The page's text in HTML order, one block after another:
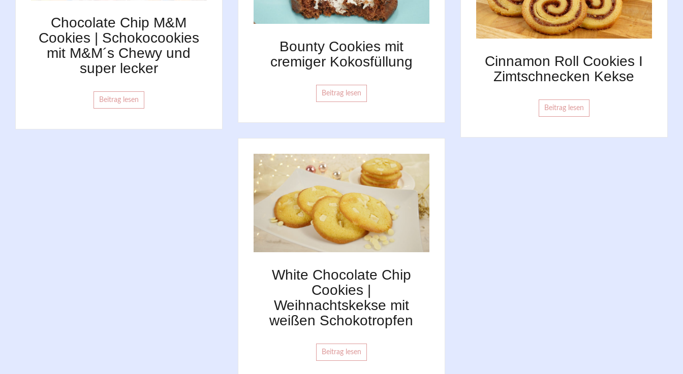
Chocolate Chip M&M
Cookies | Schokocookies
mit M&M´s Chewy und
super lecker
Beitrag lesen
Bounty Cookies mit
cremiger Kokosfüllung
Beitrag lesen
Cinnamon Roll Cookies I
Zimtschnecken Kekse
Beitrag lesen
White Chocolate Chip
Cookies |
Weihnachtskekse mit
weißen Schokotropfen
Beitrag lesen